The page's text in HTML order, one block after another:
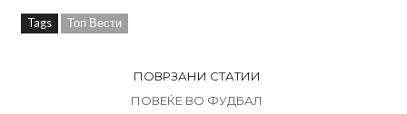
Tags Топ Вести
ПОВРЗАНИ СТАТИИ
ПОВЕЌЕ ВО ФУДБАЛ